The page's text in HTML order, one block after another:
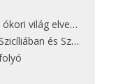
szobrának másolatát
és Szardínián